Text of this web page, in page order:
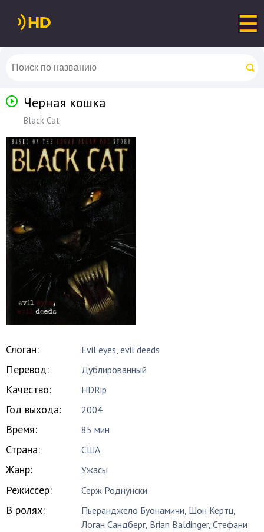
Черная кошка
Black Cat
Слоган: Evil eyes, evil deeds
Перевод: Дублированный
Качество: HDRip
Год выхода: 2004
Время: 85 мин
Страна: США
Жанр: Ужасы
Режиссер: Серж Роднунски
В ролях: Пьеранджело Буонамичи, Шон Кертц,
Логан Сандберг, Brian Baldinger,Стефани